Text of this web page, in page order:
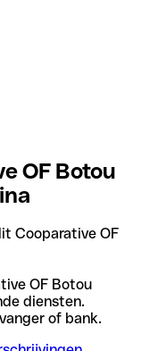
OF Botou
Cooparative OF
OF Botou
diensten.
of bank.